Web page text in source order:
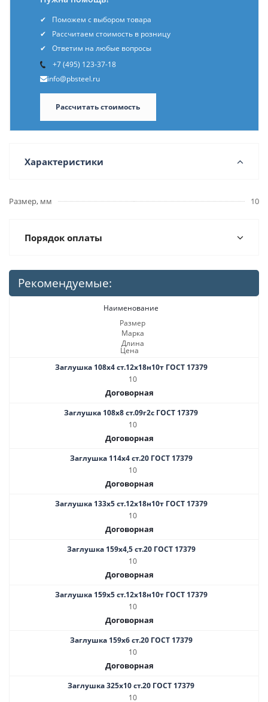
Поможем с выбором товара
Рассчитаем стоимость в розницу
Ответим на любые вопросы
+7 (495) 123-37-18
info@pbsteel.ru
Рассчитать стоимость
Характеристики
Размер, мм 10
Порядок оплаты
Рекомендуемые:
Наименование
Размер
Марка
Длина
Цена
Заглушка 108х4 ст.12х18н10т ГОСТ 17379
10
Договорная
Заглушка 108х8 ст.09г2с ГОСТ 17379
10
Договорная
Заглушка 114х4 ст.20 ГОСТ 17379
10
Договорная
Заглушка 133х5 ст.12х18н10т ГОСТ 17379
10
Договорная
Заглушка 159х4,5 ст.20 ГОСТ 17379
10
Договорная
Заглушка 159х5 ст.12х18н10т ГОСТ 17379
10
Договорная
Заглушка 159х6 ст.20 ГОСТ 17379
10
Договорная
Заглушка 325х10 ст.20 ГОСТ 17379
10